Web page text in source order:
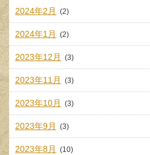
2024年2月 (2)
2024年1月 (2)
2023年12月 (3)
2023年11月 (3)
2023年10月 (3)
2023年9月 (3)
2023年8月 (10)